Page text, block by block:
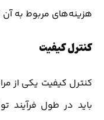
هزینه‌های مربوط به
کنترل کیفیت
کنترل کیفیت یکی از
باید در طول فرآیند